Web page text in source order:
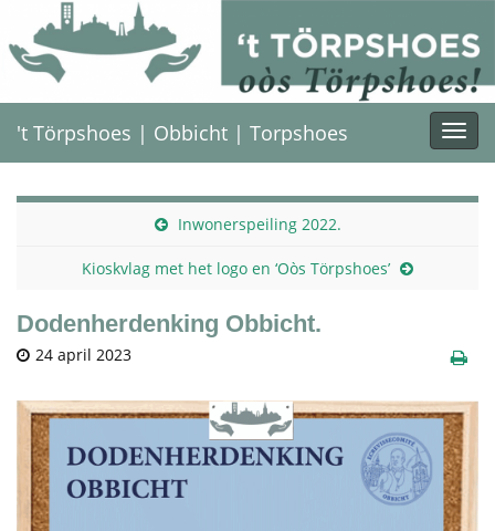
't Törpshoes | Obbicht | Torpshoes
Inwonerspeiling 2022.
Kioskvlag met het logo en ‘Oòs Törpshoes’
Dodenherdenking Obbicht.
24 april 2023